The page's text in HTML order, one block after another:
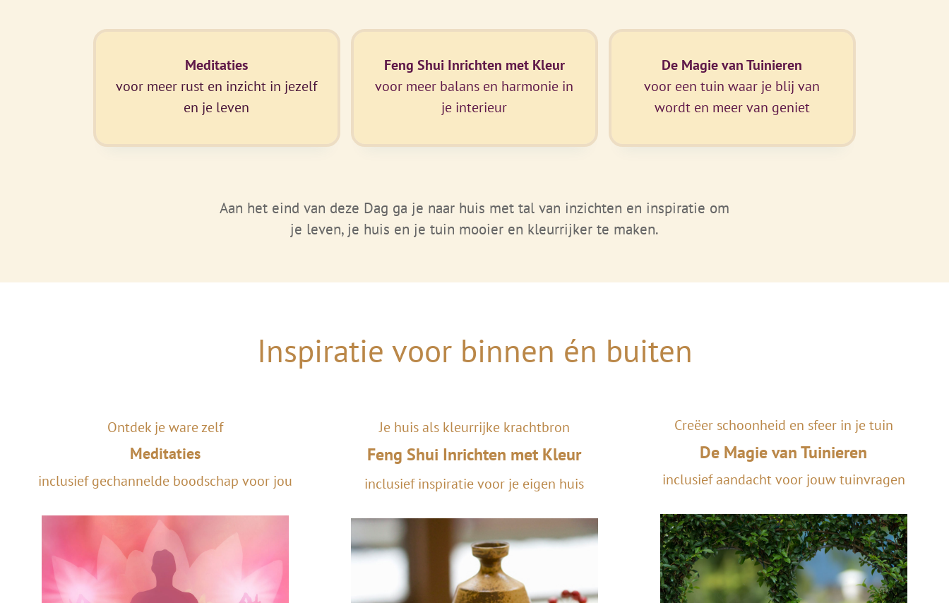
Meditaties
voor meer rust en inzicht in jezelf
en je leven
Feng Shui Inrichten met Kleur
voor meer balans en harmonie in
je interieur
De Magie van Tuinieren
voor een tuin waar je blij van
wordt en meer van geniet
Aan het eind van deze Dag ga je naar huis met tal van inzichten en inspiratie om
je leven, je huis en je tuin mooier en kleurrijker te maken.
Inspiratie voor binnen én buiten
Ontdek je ware zelf
Meditaties
inclusief gechannelde boodschap voor jou
Je huis als kleurrijke krachtbron
Feng Shui Inrichten met Kleur
inclusief inspiratie voor je eigen huis
Creëer schoonheid en sfeer in je tuin
De Magie van Tuinieren
inclusief aandacht voor jouw tuinvragen